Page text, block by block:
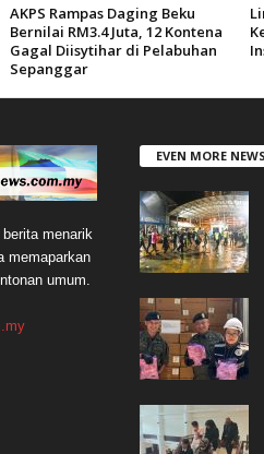
AKPS Rampas Daging Beku
Bernilai RM3.4 Juta, 12 Kontena
Gagal Diisytihar di Pelabuhan
Sepanggar
menarik
memaparkan
umum.
EVEN MORE NEWS